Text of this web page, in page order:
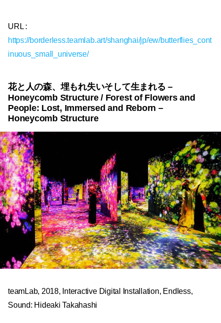
URL :
https://borderless.teamlab.art/shanghai/jp/ew/butterflies_cont
inuous_small_universe/
花と人の森、埋もれ失いそして生まれる –
Honeycomb Structure / Forest of Flowers and
People: Lost, Immersed and Reborn –
Honeycomb Structure
teamLab, 2018, Interactive Digital Installation, Endless,
Sound: Hideaki Takahashi